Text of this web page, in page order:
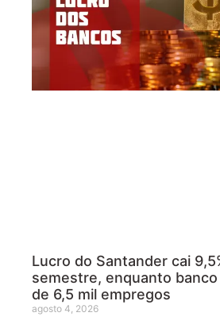
Lucro do Santander cai
semestre, enquanto banco
de 6,5 mil empregos
agosto 4, 2026